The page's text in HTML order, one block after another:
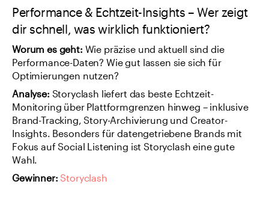
Performance & Echtzeit-Insights – Wer zeigt
dir schnell, was wirklich funktioniert?
Worum es geht: Wie präzise und aktuell sind die
Performance-Daten? Wie gut lassen sie sich für
Optimierungen nutzen?
Analyse: Storyclash liefert das beste Echtzeit-
Monitoring über Plattformgrenzen hinweg – inklusive
Brand-Tracking, Story-Archivierung und Creator-
Insights. Besonders für datengetriebene Brands mit
Fokus auf Social Listening ist Storyclash eine gute
Wahl.
Gewinner: Storyclash